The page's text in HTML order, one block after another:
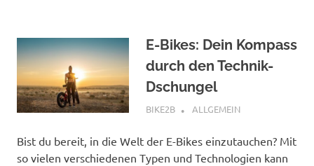
E-Bikes: Dein Kompass
durch den Technik-
Dschungel
APRIL 26, 2024
BIKE2B ALLGEMEIN
Bist du bereit, in die Welt der E-Bikes einzutauchen? Mit
so vielen verschiedenen Typen und Technologien kann